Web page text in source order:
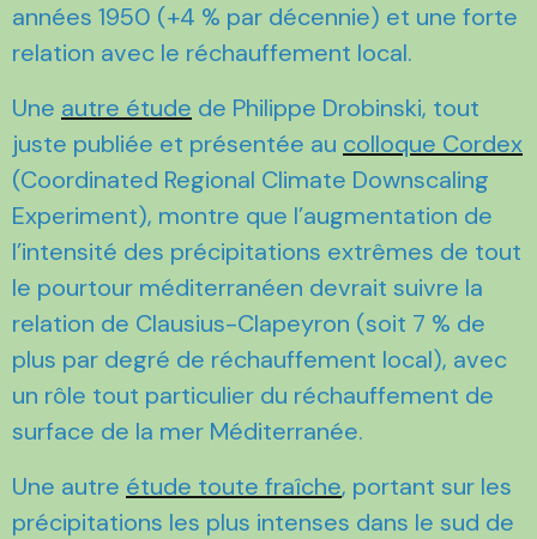
années 1950 (+4 % par décennie) et une forte
relation avec le réchauffement local.
Une autre étude de Philippe Drobinski, tout
juste publiée et présentée au colloque Cordex
(Coordinated Regional Climate Downscaling
Experiment), montre que l’augmentation de
l’intensité des précipitations extrêmes de tout
le pourtour méditerranéen devrait suivre la
relation de Clausius-Clapeyron (soit 7 % de
plus par degré de réchauffement local), avec
un rôle tout particulier du réchauffement de
surface de la mer Méditerranée.
Une autre étude toute fraîche, portant sur les
précipitations les plus intenses dans le sud de